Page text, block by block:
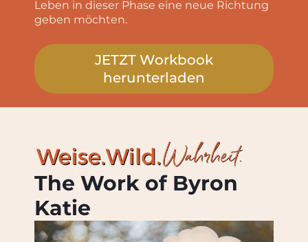
Leben in dieser Phase eine neue Richtung
geben möchten.
JETZT Workbook
herunterladen
The Work of Byron
Katie